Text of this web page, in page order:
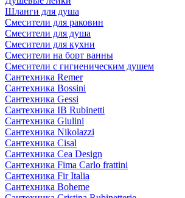
Шланги для душа
Смесители для раковин
Смесители для душа
Смесители для кухни
Смесители на борт ванны
Смесители с гигиеническим душем
Сантехника Remer
Сантехника Bossini
Сантехника Gessi
Сантехника IB Rubinetti
Сантехника Giulini
Сантехника Nikolazzi
Сантехника Cisal
Сантехника Cea Design
Сантехника Fima Carlo frattini
Сантехника Fir Italia
Сантехника Boheme